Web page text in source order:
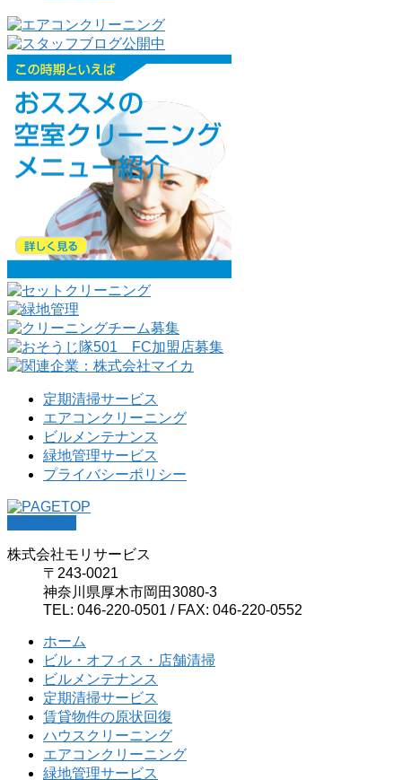
定期清掃サービス
エアコンクリーニング
ビルメンテナンス
緑地管理サービス
プライバシーポリシー
株式会社モリサービス
〒243-0021
神奈川県厚木市岡田3080-3
TEL: 046-220-0501 / FAX: 046-220-0552
ホーム
ビル・オフィス・店舗清掃
ビルメンテナンス
定期清掃サービス
賃貸物件の原状回復
ハウスクリーニング
エアコンクリーニング
緑地管理サービス